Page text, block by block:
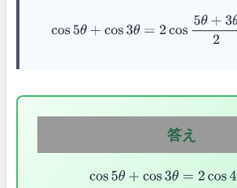
cos θ+cos3θ= 2 cos5 θ+ 3θ2
答え
cos 5θ +cos3θ =2 cos4θ